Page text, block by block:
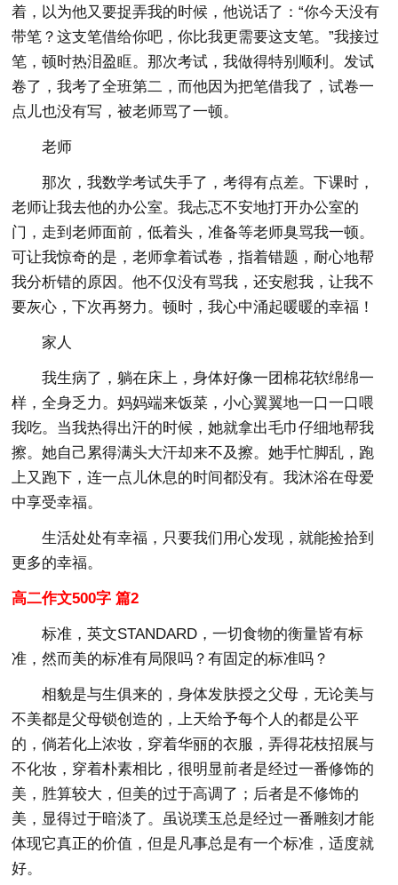
着，以为他又要捉弄我的时候，他说话了：“你今天没有
带笔？这支笔借给你吧，你比我更需要这支笔。”我接过
笔，顿时热泪盈眶。那次考试，我做得特别顺利。发试
卷了，我考了全班第二，而他因为把笔借我了，试卷一
点儿也没有写，被老师骂了一顿。
老师
那次，我数学考试失手了，考得有点差。下课时，
老师让我去他的办公室。我忐忑不安地打开办公室的
门，走到老师面前，低着头，准备等老师臭骂我一顿。
可让我惊奇的是，老师拿着试卷，指着错题，耐心地帮
我分析错的原因。他不仅没有骂我，还安慰我，让我不
要灰心，下次再努力。顿时，我心中涌起暖暖的幸福！
家人
我生病了，躺在床上，身体好像一团棉花软绵绵一
样，全身乏力。妈妈端来饭菜，小心翼翼地一口一口喂
我吃。当我热得出汗的时候，她就拿出毛巾仔细地帮我
擦。她自己累得满头大汗却来不及擦。她手忙脚乱，跑
上又跑下，连一点儿休息的时间都没有。我沐浴在母爱
中享受幸福。
生活处处有幸福，只要我们用心发现，就能捡拾到
更多的幸福。
高二作文500字 篇2
标准，英文STANDARD，一切食物的衡量皆有标
准，然而美的标准有局限吗？有固定的标准吗？
相貌是与生俱来的，身体发肤授之父母，无论美与
不美都是父母锁创造的，上天给予每个人的都是公平
的，倘若化上浓妆，穿着华丽的衣服，弄得花枝招展与
不化妆，穿着朴素相比，很明显前者是经过一番修饰的
美，胜算较大，但美的过于高调了；后者是不修饰的
美，显得过于暗淡了。虽说璞玉总是经过一番雕刻才能
体现它真正的价值，但是凡事总是有一个标准，适度就
好。